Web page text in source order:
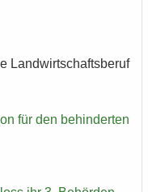
Land­wirt­schafts­be­ruf
für den be­hin­der­ten